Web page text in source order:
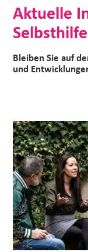
Aktuelle
Bleiben Sie auf
und